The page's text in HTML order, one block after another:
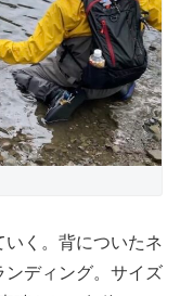
く。背についたネ
ンディング。サイズ